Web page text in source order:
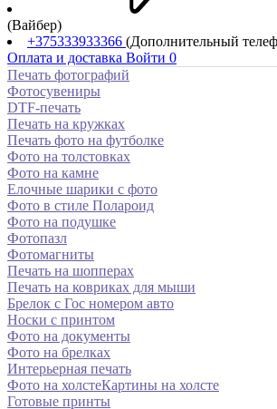
(Вайбер)
+375333933366 (Дополнительный
Оплата и доставка Войти 0
Печать фотографий
Фотосувениры
DTF-печать
Печать на кружках
Печать фото на футболке
Фото на толстовках
Фото на камне
Елочные шарики с фото
Фото в стиле Полароид
Фото на подушке
Фотопазл
Фотомагниты
Печать на шопперах
Печать на ковриках для мыши
Брелок с Гос номером авто
Носки с принтом
Фото на документы
Фото на брелках
Интерьерная печать
Фото на холстеКартины на холсте
Готовые принты